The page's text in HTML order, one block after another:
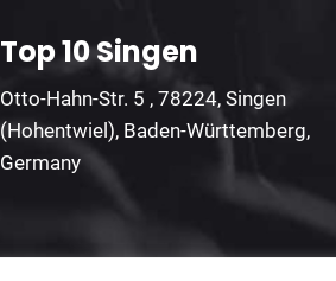
Top 10 Singen
Otto-Hahn-Str. 5 , 78224, Singen
(Hohentwiel), Baden-Württemberg,
Germany